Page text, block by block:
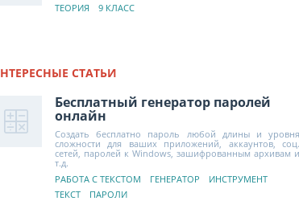
ТЕОРИЯ
9 КЛАСС
СТАТЬИ
Бесплатный генератор паролей
онлайн
Создать бесплатно пароль любой длины и уровня
сложности для ваших приложений, аккаунтов, соц.
сетей, паролей к Windows, зашифрованным архивам и
т.д.
РАБОТА С ТЕКСТОМ
ГЕНЕРАТОР
ИНСТРУМЕНТ
ТЕКСТ
ПАРОЛИ